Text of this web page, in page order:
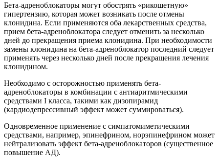
Бета-адреноблокаторы могут обострять «рикошетную»
гипертензию, которая может возникать после отмены
клонидина. Если применяются оба лекарственных средства,
прием бета-адреноблокатора следует отменить за несколько
дней до прекращения приема клонидина. При необходимости
замены клонидина на бета-адреноблокатор последний следует
применять через несколько дней после прекращения лечения
клонидином.
Необходимо с осторожностью применять бета-
адреноблокаторы в комбинации с антиаритмическими
средствами I класса, такими как дизопирамид
(кардиодепрессивный эффект может суммироваться).
Одновременное применение с симпатомиметическими
средствами, например, эпинефрином, норэпинефрином может
нейтрализовать эффект бета-адреноблокаторов (существенное
повышение АД).